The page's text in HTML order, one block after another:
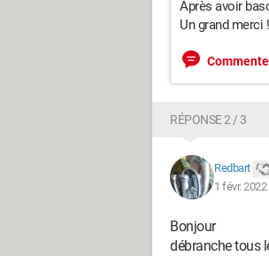
Après avoir
Un grand merci !
RÉPONSE 2 / 3
Redbart
1 févr.
Bonjour
débranche tous